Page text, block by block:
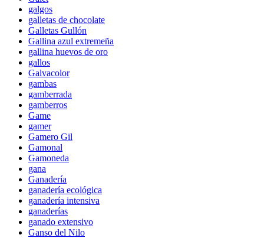
galgos
galletas de chocolate
Galletas Gullón
Gallina azul extremeña
gallina huevos de oro
gallos
Galvacolor
gambas
gamberrada
gamberros
Game
gamer
Gamero Gil
Gamonal
Gamoneda
gana
Ganadería
ganadería ecológica
ganadería intensiva
ganaderías
ganado extensivo
Ganso del Nilo